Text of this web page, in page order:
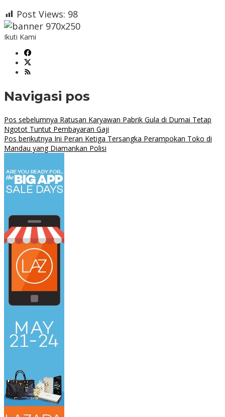
Post Views: 98
Ikuti Kami
Navigasi pos
Pos sebelumnya Ratusan Karyawan Pabrik Gula di Dumai Tetap
Ngotot Tuntut Pembayaran Gaji
Pos berikutnya Ini Peran Ketiga Tersangka Perampokan Toko di
Mandau yang Diamankan Polisi